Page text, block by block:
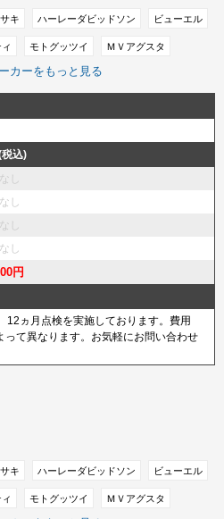
キ ハーレーダビッドソン ビューエル
モトグッツイ ＭＶアグスタ
カーをもっと見る
込)
し
し
し
し
円
12ヵ月点検を実施しております。費用
て異なります。お気軽にお問い合わせ
キ ハーレーダビッドソン ビューエル
モトグッツイ ＭＶアグスタ